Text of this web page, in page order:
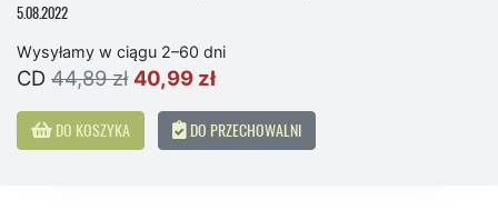
5.08.2022
Wysyłamy w ciągu 2–60 dni
CD 44,89 zł 40,99 zł
DO KOSZYKA DO PRZECHOWALNI